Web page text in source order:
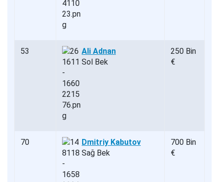
53
Ali Adnan
Sol Bek
250 Bin
€
70
Dmitriy Kabutov
Sağ Bek
700 Bin
€